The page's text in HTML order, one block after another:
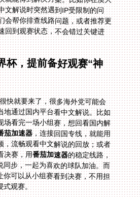
杯，提前备好观赛“神
快就要来了，很多海外党可能会
通过国内平台看中文解说。比如
看完一场小组赛，想回看国内解
茄加速器，连接回国专线，就能用
手机或电脑打开央视频，流畅观看中文解说的回放；或者
决赛，用番茄加速器的稳定线路，
确保你们的画面和解说同步，一起为喜欢的球队加油。而
且无限流量的支持，让你可以从小组赛看到决赛，不用担
式观赛。